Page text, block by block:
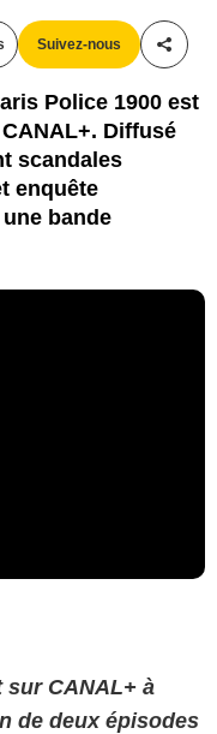
Suivez-nous
Police 1900 est
Diffusé
scandales
enquête
bande
sur CANAL+ à
de deux épisodes